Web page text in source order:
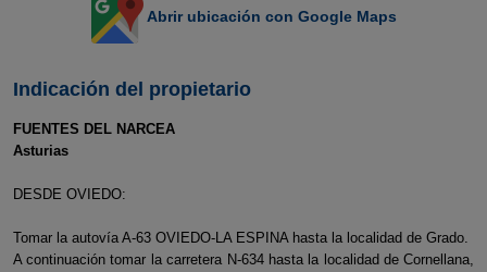
Abrir ubicación con Google Maps
Indicación del propietario
FUENTES DEL NARCEA
Asturias
DESDE OVIEDO:
Tomar la autovía A-63 OVIEDO-LA ESPINA hasta la localidad de Grado.
A continuación tomar la carretera N-634 hasta la localidad de Cornellana,